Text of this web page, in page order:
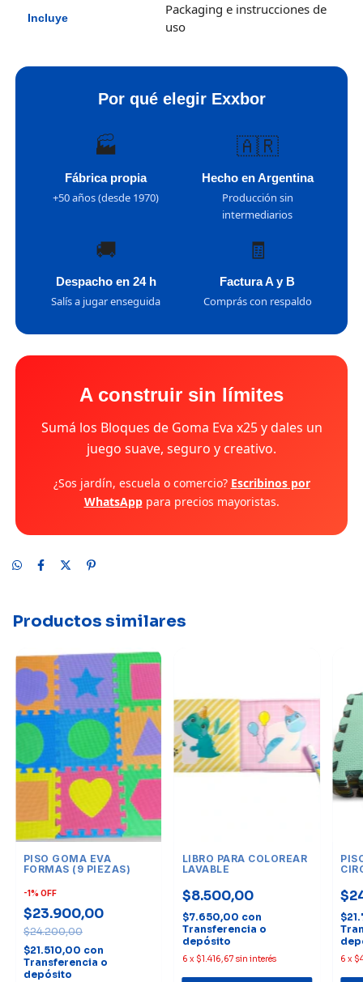
Incluye
Packaging e instrucciones de
uso
Por qué elegir Exxbor
🏭
Fábrica propia
+50 años (desde 1970)
🇦🇷
Hecho en Argentina
Producción sin
intermediarios
🚚
Despacho en 24 h
Salís a jugar enseguida
🧾
Factura A y B
Comprás con respaldo
A construir sin límites
Sumá los Bloques de Goma Eva x25 y dales un
juego suave, seguro y creativo.
¿Sos jardín, escuela o comercio? Escribinos por
WhatsApppara precios mayoristas.
Productos similares
PISO GOMA EVA
FORMAS (9 PIEZAS)
-1% OFF
$23.900,00
$24.200,00
$21.510,00 con
Transferencia o
depósito
LIBRO PARA COLOREAR
LAVABLE
$8.500,00
$7.650,00 con
Transferencia o
depósito
6 x $1.416,67 sin interés 6 x